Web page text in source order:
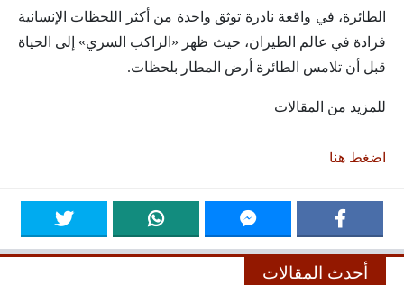
الطائرة، في واقعة نادرة توثق واحدة من أكثر اللحظات الإنسانية
فرادة في عالم الطيران، حيث ظهر «الراكب السري» إلى الحياة
قبل أن تلامس الطائرة أرض المطار بلحظات.
للمزيد من المقالات
اضغط هنا
أحدث المقالات